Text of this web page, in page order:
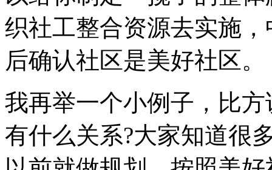
织社工整合资源去实施
后确认社区是美好社区。
我再举一个小例子，比
有什么关系?大家知道很